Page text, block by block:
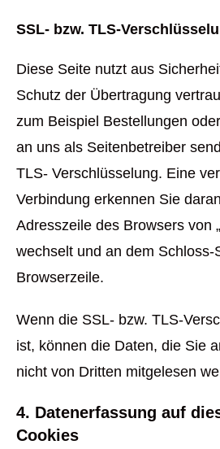
SSL- bzw. TLS-
Diese Seite nutzt aus
Schutz der Übertragung
zum Beispiel Bestellungen
an uns als Seitenbetreiber
TLS- Verschlüsselung. Eine
Verbindung erkennen Sie
Adresszeile des Browsers von
wechselt und an dem Schloss-
Browserzeile.
Wenn die SSL- bzw. TLS-
ist, können die Daten, die Sie
nicht von Dritten mitgelesen
4. Datenerfassung auf
Cookies